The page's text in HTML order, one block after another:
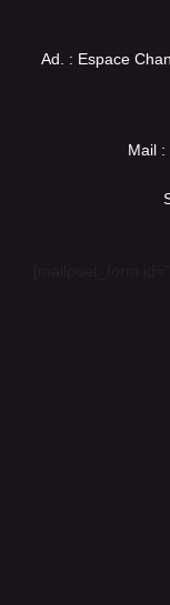
Ad. : Espace
Mail :